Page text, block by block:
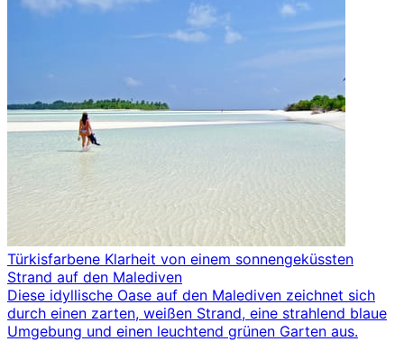
Türkisfarbene Klarheit von einem sonnengeküssten
Strand auf den Malediven
Diese idyllische Oase auf den Malediven zeichnet sich
durch einen zarten, weißen Strand, eine strahlend blaue
Umgebung und einen leuchtend grünen Garten aus.